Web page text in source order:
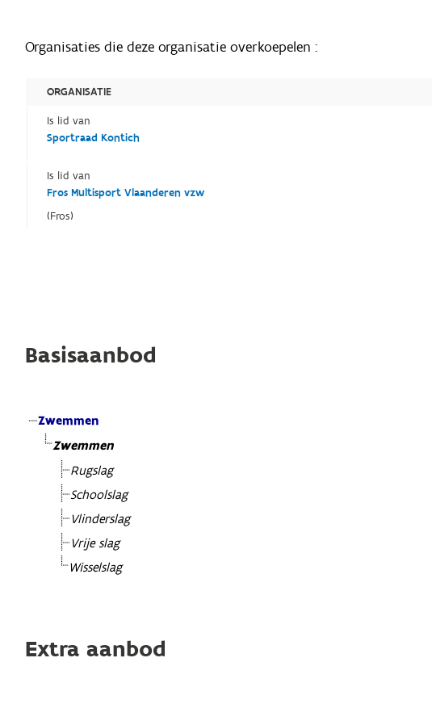
Organisaties die deze organisatie overkoepelen :
ORGANISATIE
Is lid van
Sportraad Kontich
Is lid van
Fros Multisport Vlaanderen vzw
(Fros)
Basisaanbod
Zwemmen
Zwemmen
Rugslag
Schoolslag
Vlinderslag
Vrije slag
Wisselslag
Extra aanbod